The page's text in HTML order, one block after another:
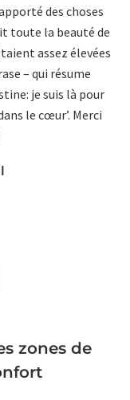
des choses
toute la beauté de
assez élevées
– qui résume
je suis là pour
le cœur’. Merci
zones de